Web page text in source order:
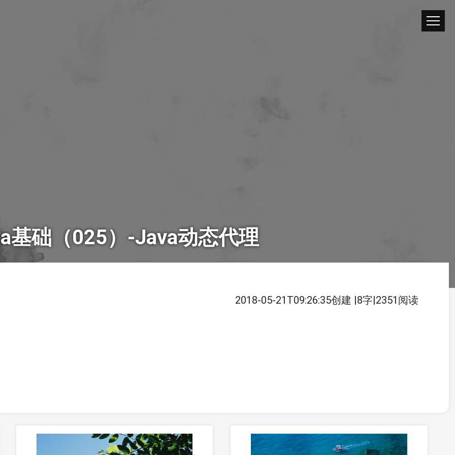
基础（025）-Java动态代理
2018-05-21T09:26:35创建 |8字|2351阅读